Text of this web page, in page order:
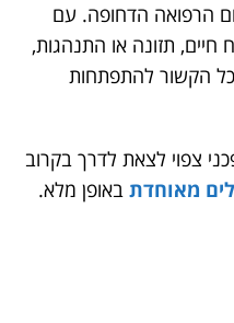
הרפואה הדחופה. עם
חיים, תזונה או התנהגות,
הקשור להתפתחות
צפוי לצאת לדרך בקרוב
מאוחדת באופן מלא.